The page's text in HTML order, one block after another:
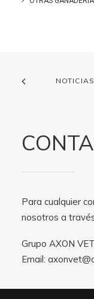
Para cualquier
nosotros a
Grupo AXON VET
Email: